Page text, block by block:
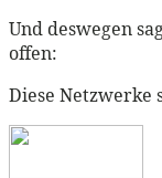
Und deswegen
offen:
Diese Netzwerke